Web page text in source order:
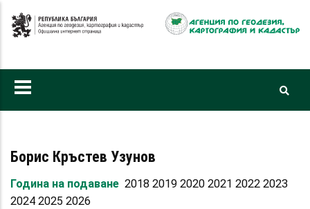
към
Борис Кръстев Узунов
Година на подаване 2018 2019 2020 2021 2022 2023
2024 2025 2026